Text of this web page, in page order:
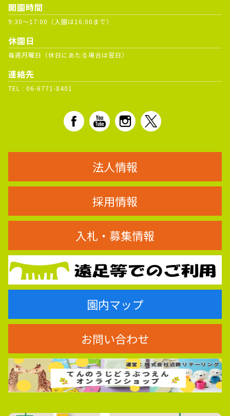
開園時間
9:30～17:00（入園は16:00まで）
休園日
毎週月曜日（休日にあたる場合は翌日）
連絡先
TEL : 06-6771-8401
法人情報
採用情報
入札・募集情報
園内マップ
お問い合わせ